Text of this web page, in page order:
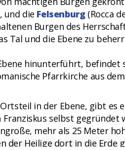
und die Felsenburg(Rocca
Burgen des
Tal und die Ebene zu
hinunterführt, befindet
Pfarrkirche aus
in der Ebene, gibt
Franziskus selbst
mehr als 25 Meter
der Heilige dort in die Erde